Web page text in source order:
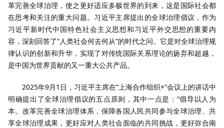
革完善全球治理，使之更好适应多极世界的到来，这是国际社会都
在思考和关注的重大问题。习近平主席提出的全球治理倡议，作为
习近平新时代中国特色社会主义思想和习近平外交思想的重要内
容，深刻回答了“人类社会何去何从”的时代之问。它是对全球治理规
律认识的创新和升华，实现了对传统国际关系理论的扬弃和超越，
是中国为世界贡献的又一重大公共产品。
2025年9月1日，习近平主席在“上海合作组织+”会议上的讲话中
明确提出了全球治理倡议的五点原则，其中一点是：“倡导以人为
本。改革完善全球治理体系，保障各国人民共同参与全球治理、共
享全球治理成果，更好应对人类社会面临的共同挑战，更好弥合南